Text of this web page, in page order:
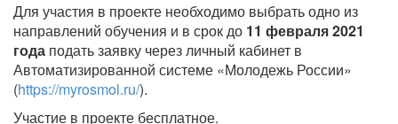
Для участия в проекте необходимо выбрать одно из
направлений обучения и в срок до 11 февраля 2021
года подать заявку через личный кабинет в
Автоматизированной системе «Молодежь России»
(https://myrosmol.ru/).
Участие в проекте бесплатное.